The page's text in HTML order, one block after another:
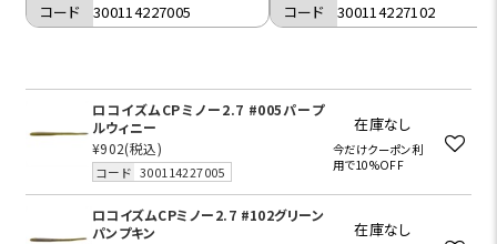
コード
300114227005
コード
300114227102
ロコイズムCPミノー2.7 #005パープ
ルウィニー
¥902(税込)
コード 300114227005
在庫なし
今だけクーポン利
用で10%OFF
ロコイズムCPミノー2.7 #102グリーン
パンプキン
在庫なし